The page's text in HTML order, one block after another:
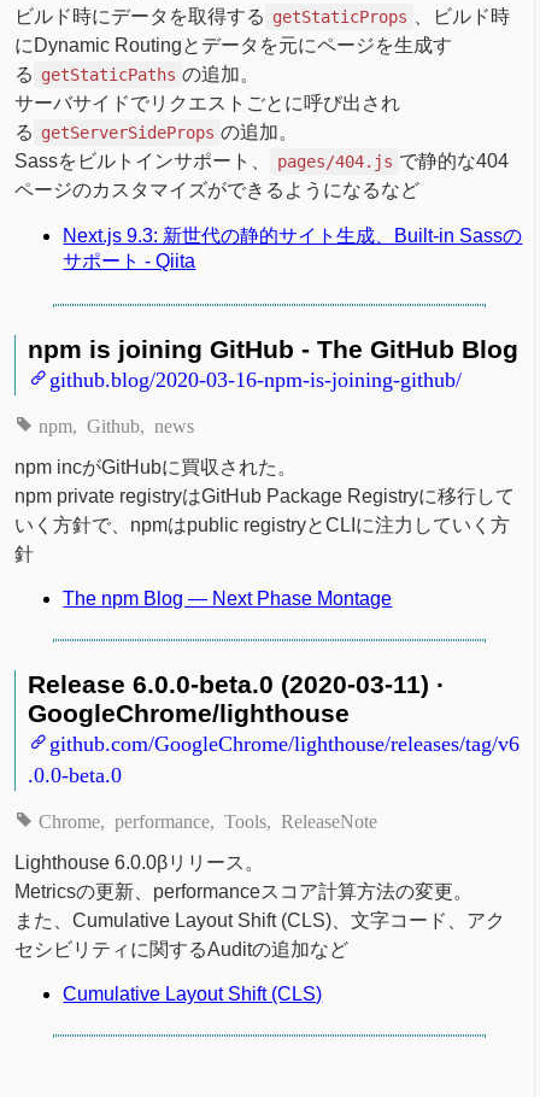
ビルド時にデータを取得する getStaticProps
、ビルド時
にDynamic Routingとデータを元にページを生成す
る getStaticPaths の追加。
サーバサイドでリクエストごとに呼び出され
る getServerSideProps の追加。
Sassをビルトインサポート、
pages/404.js で静的な404
ページのカスタマイズができるようになるなど
Next.js 9.3: 新世代の静的サイト生成、Built-in Sassの
サポート - Qiita
npm is joining GitHub - The GitHub Blog
github.blog/2020-03-16-npm-is-joining-github/
npm Github news
npm incがGitHubに買収された。
npm private registryはGitHub Package Registryに移行して
いく方針で、npmはpublic registryとCLIに注力していく方
針
The npm Blog — Next Phase Montage
Release 6.0.0-beta.0 (2020-03-11) ·
GoogleChrome/lighthouse
github.com/GoogleChrome/lighthouse/releases/tag/v6
.0.0-beta.0
Chrome performance Tools ReleaseNote
Lighthouse 6.0.0βリリース。
Metricsの更新、performanceスコア計算方法の変更。
また、Cumulative Layout Shift (CLS)、文字コード、アク
セシビリティに関するAuditの追加など
Cumulative Layout Shift (CLS)